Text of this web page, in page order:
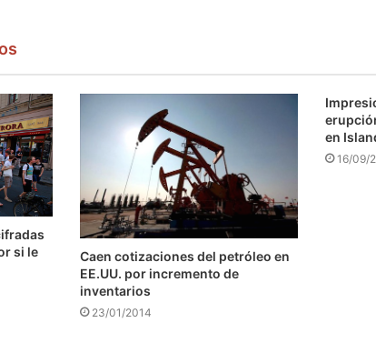
si le
Caen cotizaciones del petróleo en
EE.UU. por incremento de
inventarios
23/01/2014
en
16/09/